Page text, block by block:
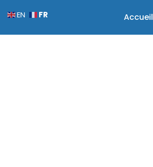
Accueil
EN FR